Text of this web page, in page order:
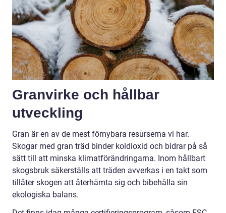
Granvirke och hållbar
utveckling
Gran är en av de mest förnybara resurserna vi har.
Skogar med gran träd binder koldioxid och bidrar på så
sätt till att minska klimatförändringarna. Inom hållbart
skogsbruk säkerställs att träden avverkas i en takt som
tillåter skogen att återhämta sig och bibehålla sin
ekologiska balans.